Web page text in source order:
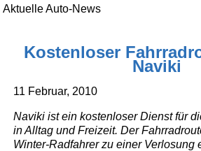
Aktuelle Auto-News
Kostenloser
Naviki
11 Februar, 2010
Naviki ist ein kostenloser Dienst für
in Alltag und Freizeit. Der
Winter-Radfahrer zu einer Verlosung